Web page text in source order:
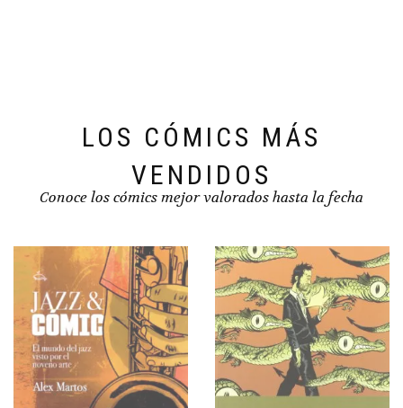
LOS CÓMICS MÁS
VENDIDOS
Conoce los cómics mejor valorados hasta la fecha